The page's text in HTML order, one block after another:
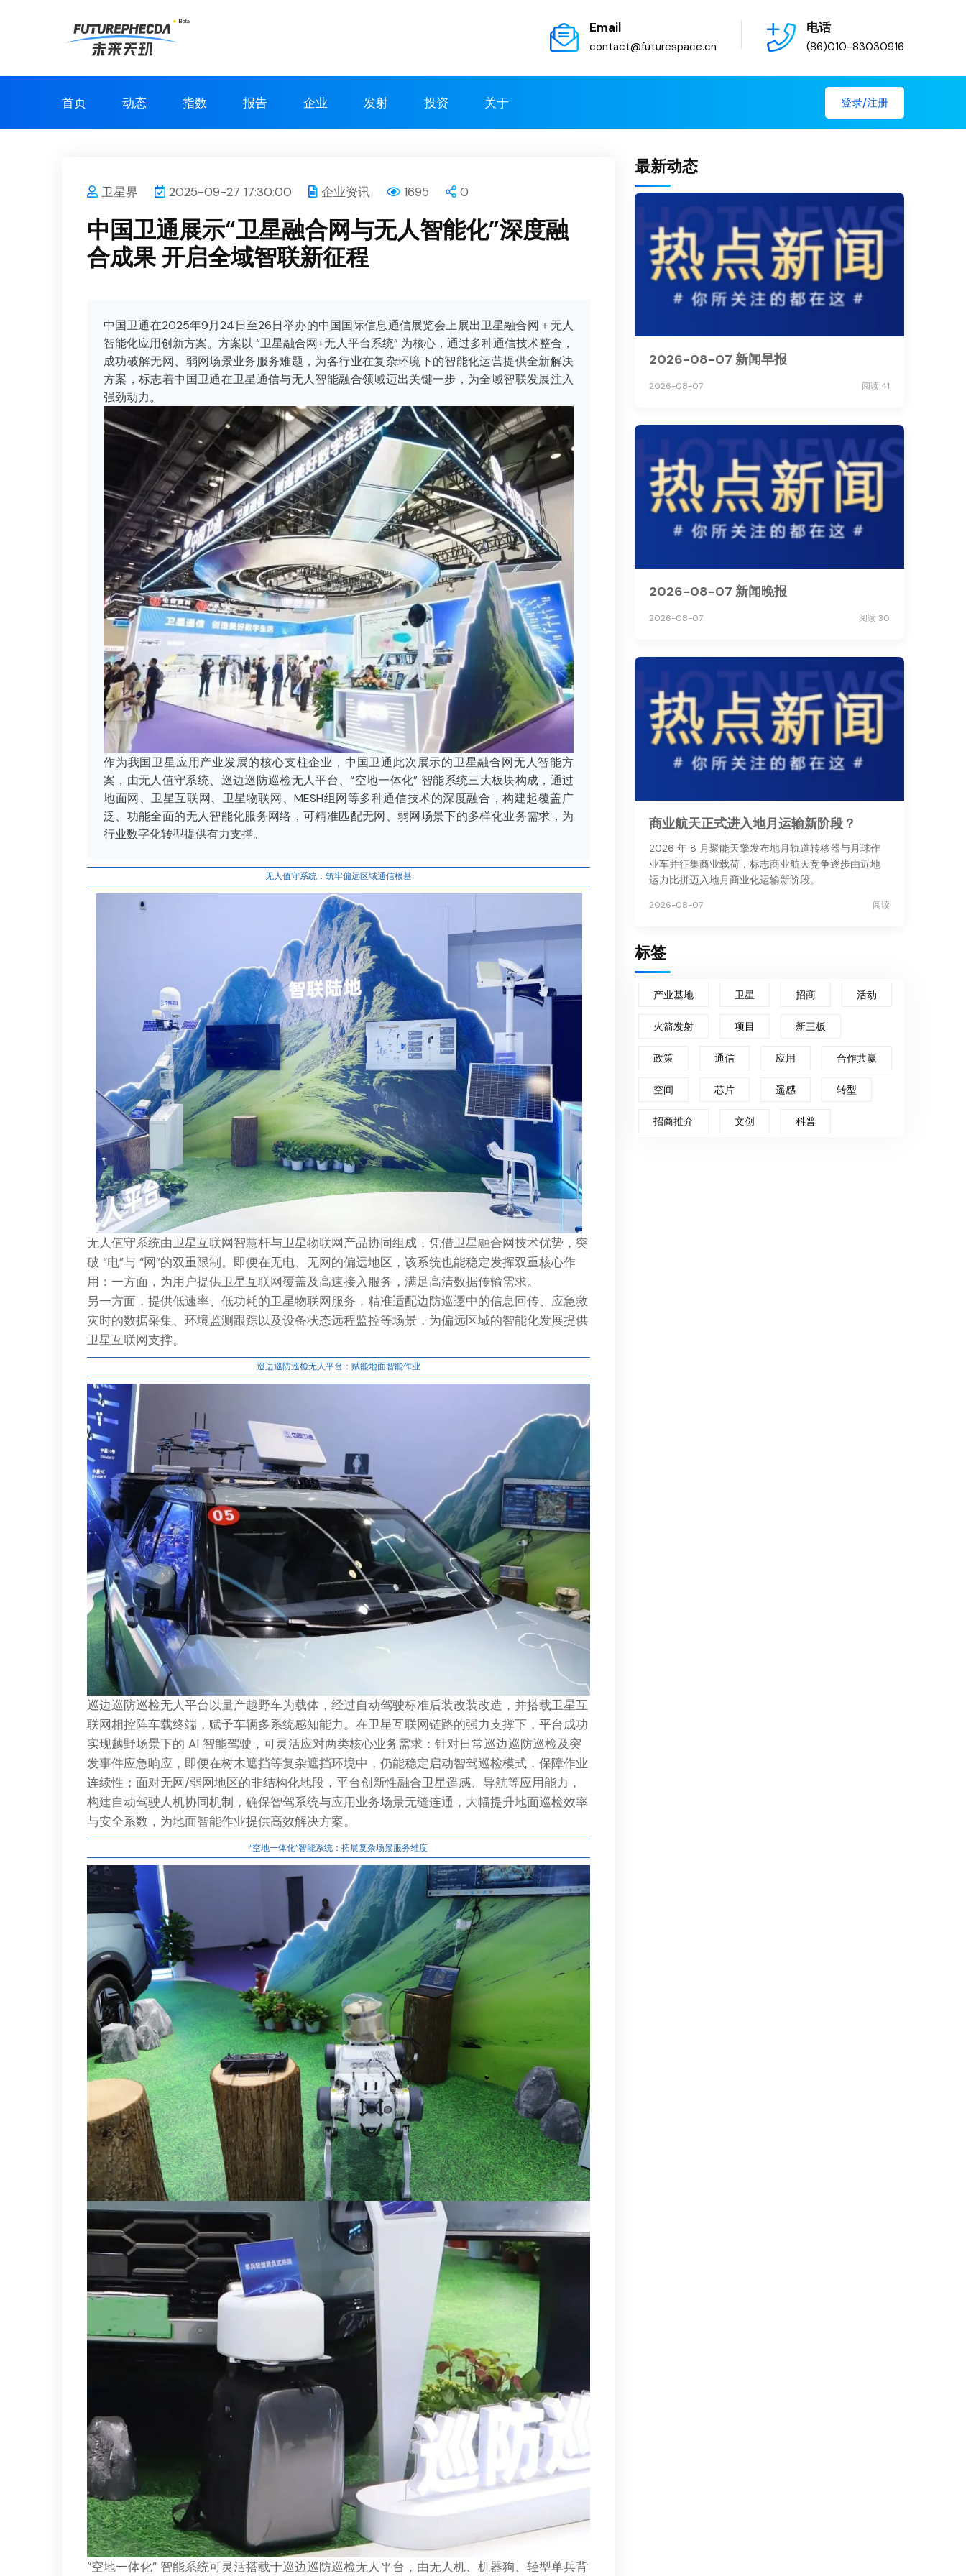
Email
contact@futurespace.cn
电话
(86)010-83030916
首页 动态 指数 报告 企业 发射 投资 关于 登录/注册
卫星界 2025-09-27 17:30:00 企业资讯 1695 0
中国卫通展示“卫星融合网与无人智能化”深度融
合成果 开启全域智联新征程​
中国卫通在2025年9月24日至26日举办的中国国际信息通信展览会上展出卫星融合网＋无人
智能化应用创新方案。方案以 “卫星融合网+无人平台系统” 为核心，通过多种通信技术整合，
成功破解无网、弱网场景业务服务难题，为各行业在复杂环境下的智能化运营提供全新解决
方案，标志着中国卫通在卫星通信与无人智能融合领域迈出关键一步，为全域智联发展注入
强劲动力。
作为我国卫星应用产业发展的核心支柱企业，中国卫通此次展示的卫星融合网无人智能方
案，由无人值守系统、巡边巡防巡检无人平台、“空地一体化” 智能系统三大板块构成，通过
地面网、卫星互联网、卫星物联网、MESH组网等多种通信技术的深度融合，构建起覆盖广
泛、功能全面的无人智能化服务网络，可精准匹配无网、弱网场景下的多样化业务需求，为
行业数字化转型提供有力支撑。
无人值守系统：筑牢偏远区域通信根基
无人值守系统由卫星互联网智慧杆与卫星物联网产品协同组成，凭借卫星融合网技术优势，突
破 “电”与 “网”的双重限制。即便在无电、无网的偏远地区，该系统也能稳定发挥双重核心作
用：一方面，为用户提供卫星互联网覆盖及高速接入服务，满足高清数据传输需求。
另一方面，提供低速率、低功耗的卫星物联网服务，精准适配边防巡逻中的信息回传、应急救
灾时的数据采集、环境监测跟踪以及设备状态远程监控等场景，为偏远区域的智能化发展提供
卫星互联网支撑。
巡边巡防巡检无人平台：赋能地面智能作业
巡边巡防巡检无人平台以量产越野车为载体，经过自动驾驶标准后装改装改造，并搭载卫星互
联网相控阵车载终端，赋予车辆多系统感知能力。在卫星互联网链路的强力支撑下，平台成功
实现越野场景下的 AI 智能驾驶，可灵活应对两类核心业务需求：针对日常巡边巡防巡检及突
发事件应急响应，即便在树木遮挡等复杂遮挡环境中，仍能稳定启动智驾巡检模式，保障作业
连续性；面对无网/弱网地区的非结构化地段，平台创新性融合卫星遥感、导航等应用能力，
构建自动驾驶人机协同机制，确保智驾系统与应用业务场景无缝连通，大幅提升地面巡检效率
与安全系数，为地面智能作业提供高效解决方案。
“空地一体化”智能系统：拓展复杂场景服务维度
“空地一体化” 智能系统可灵活搭载于巡边巡防巡检无人平台，由无人机、机器狗、轻型单兵背
最新动态
2026-08-07 新闻早报
2026-08-07 阅读 41
2026-08-07 新闻晚报
2026-08-07 阅读 30
商业航天正式进入地月运输新阶段？
2026 年 8 月聚能天擎发布地月轨道转移器与月球作
业车并征集商业载荷，标志商业航天竞争逐步由近地
运力比拼迈入地月商业化运输新阶段。
2026-08-07 阅读
标签
产业基地 卫星 招商 活动
火箭发射 项目 新三板
政策 通信 应用 合作共赢
空间 芯片 遥感 转型
招商推介 文创 科普